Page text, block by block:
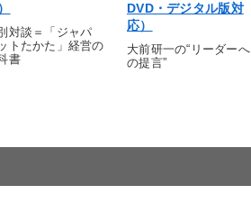
対談＝「ジャパ
トたかた」経営の
書
DVD・デジタル版対
応）
大前研一の“リーダーへ
の提言”